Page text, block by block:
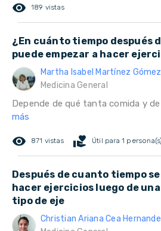
remove_red_eye 189 vistas
¿En cuánto tiempo después
puede empezar a hacer
Martha Isabel Martínez Gómez
Medicina General
Depende de qué tanta comida y de
más
remove_red_eye 871 vistas volunteer_activism Útil para 1 persona(s)
Después de cuanto tiempo
hacer ejercicios luego de
tipo de eje
Christian Ariana Cea